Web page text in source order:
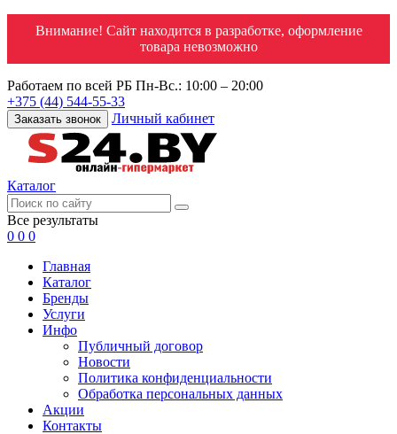
Внимание! Сайт находится в разработке, оформление
товара невозможно
Работаем по всей РБ Пн-Вс.: 10:00 – 20:00
+375 (44) 544-55-33
Заказать звонок Личный кабинет
Каталог
Все результаты
0 0 0
Главная
Каталог
Бренды
Услуги
Инфо
Публичный договор
Новости
Политика конфиденциальности
Обработка персональных данных
Акции
Контакты